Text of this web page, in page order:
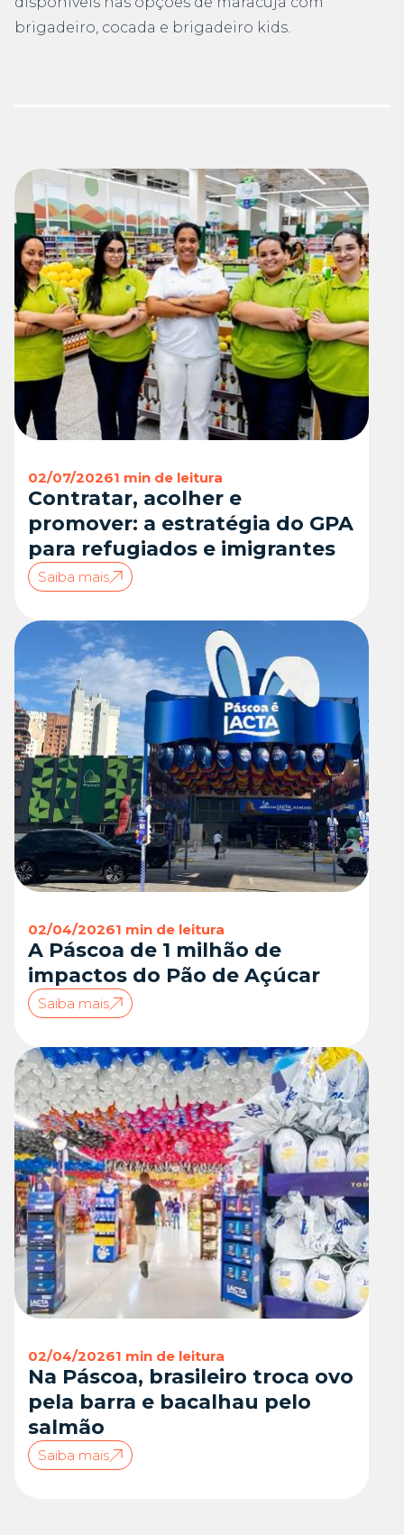
brigadeiro, cocada e brigadeiro kids.
02/07/20261 min de leitura
Contratar, acolher e
promover: a estratégia do GPA
para refugiados e imigrantes
Saiba mais
02/04/20261 min de leitura
A Páscoa de 1 milhão de
impactos do Pão de Açúcar
Saiba mais
02/04/20261 min de leitura
Na Páscoa, brasileiro troca ovo
pela barra e bacalhau pelo
salmão
Saiba mais